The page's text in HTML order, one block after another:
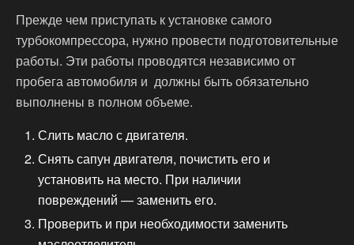
Прежде чем приступать к установке самого
турбокомпрессора, нужно провести подготовительные
работы. Эти работы проводятся независимо от
пробега автомобиля и должны быть обязательно
выполнены в полном объеме.
Слить масло с двигателя.
Снять сапун двигателя, почистить его и
установить на место. При наличии
повреждений — заменить его.
Проверить и при необходимости заменить